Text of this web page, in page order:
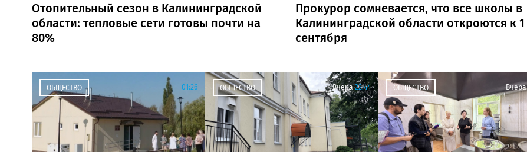
Отопительный сезон в Калининградской
области: тепловые сети готовы почти на
80%
Прокурор сомневается, что все школы в
Калининградской области откроются к 1
сентября
ОБЩЕСТВО 01:26 ОБЩЕСТВО Вчера 22:44 ОБЩЕСТВО Вчера